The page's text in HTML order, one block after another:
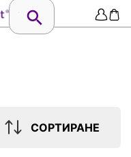
СОРТИРАНЕ